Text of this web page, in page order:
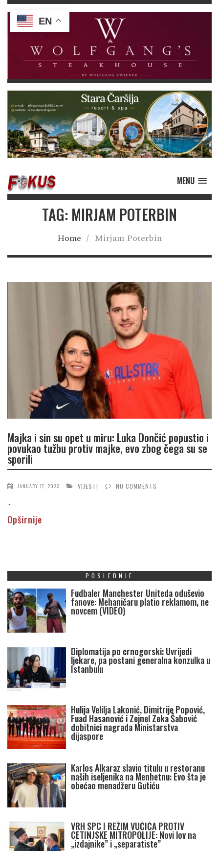
MENU
TAG: MIRJAM POTERBIN
Home / Mirjam Poterbin
Majka i sin su opet u miru: Luka Dončić popustio i
povukao tužbu protiv majke, evo zbog čega su se
sporili
JANUARY 17, 2023 VIJESTI NO COMMENTS
...
Opširnije
POSLEDNJE
Fudbaler Manchester Uniteda oduševio
fanove: Mehaničaru platio reklamom, ne
novcem (VIDEO)
Diplomatija po crnogorski: Uvrijedi
ljekare, pa postani generalna konzulka u
Istanbulu
Hulija Velilja Lakonić, Dimitrije Popović,
Fuad Hasanović i Zejnel Zeka Šabović
dobitnici nagrada Ministarstva
dijaspore
Karlos Alkaraz slavio titulu u restoranu
naših iseljenika na Menhetnu: Evo šta je
obećao menadžeru Gutiću
VRH SPC I REŽIM VUČIĆA PROTIV
CETINJSKE MITROPOLIJE: Novi lov na
„izdajnike” i „separatiste”
EN